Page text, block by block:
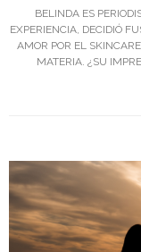
BELINDA ES
EXPERIENCIA, DECIDIÓ
AMOR POR EL
MATERIA. ¿SU